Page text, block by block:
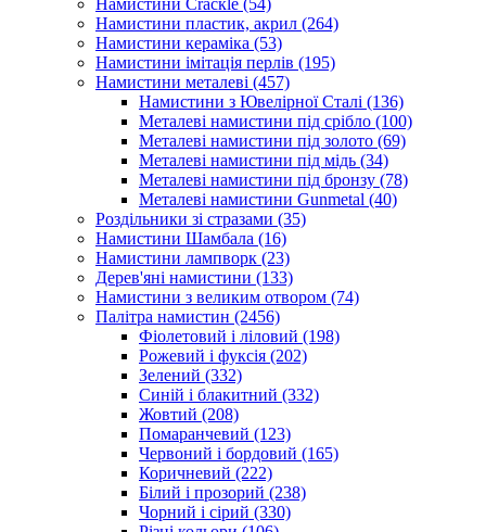
Намистини Cracкle (54)
Намистини пластик, акрил (264)
Намистини кераміка (53)
Намистини імітація перлів (195)
Намистини металеві (457)
Намистини з Ювелірної Сталі (136)
Металеві намистини під срібло (100)
Металеві намистини під золото (69)
Металеві намистини під мідь (34)
Металеві намистини під бронзу (78)
Металеві намистини Gunmetal (40)
Роздільники зі стразами (35)
Намистини Шамбала (16)
Намистини лампворк (23)
Дерев'яні намистини (133)
Намистини з великим отвором (74)
Палітра намистин (2456)
Фіолетовий і ліловий (198)
Рожевий і фуксія (202)
Зелений (332)
Синій і блакитний (332)
Жовтий (208)
Помаранчевий (123)
Червоний і бордовий (165)
Коричневий (222)
Білий і прозорий (238)
Чорний і сірий (330)